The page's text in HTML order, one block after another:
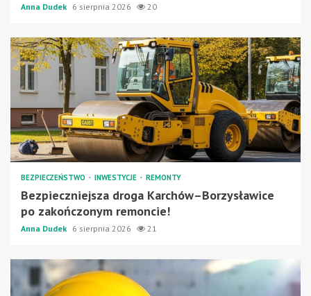
Anna Dudek 6 sierpnia 2026 20
BEZPIECZEŃSTWO INWESTYCJE REMONTY
Bezpieczniejsza droga Karchów–Borzysławice
po zakończonym remoncie!
Anna Dudek 6 sierpnia 2026 21